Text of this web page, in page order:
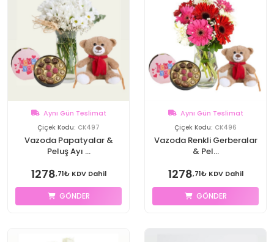
Aynı Gün Teslimat
Çiçek Kodu: CK497
Vazoda Papatyalar &
Peluş Ayı ...
1278,71₺ KDV Dahil
GÖNDER
Aynı Gün Teslimat
Çiçek Kodu: CK496
Vazoda Renkli Gerberalar
& Pel...
1278,71₺ KDV Dahil
GÖNDER